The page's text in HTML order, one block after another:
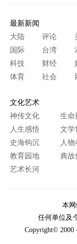
最新新闻
大陆
评论
国际
台湾
科技
财经
体育
社会
文化艺术
神传文化
生命
人生感悟
文学
史海钩沉
人物
教育园地
典故
艺术长河
本网
任何单位及
Copyright© 2000